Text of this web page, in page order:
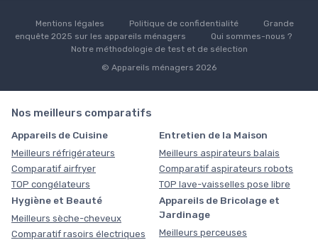
Mentions légales Politique de confidentialité
Grande
enquête 2025 sur les appareils ménagers
Qui sommes-nous ?
Notre méthodologie de test et de sélection
© Appareils ménagers 2026
Nos meilleurs comparatifs
Appareils de Cuisine
Meilleurs réfrigérateurs
Comparatif airfryer
TOP congélateurs
Entretien de la Maison
Meilleurs aspirateurs balais
Comparatif aspirateurs robots
TOP lave-vaisselles pose libre
Hygiène et Beauté
Meilleurs sèche-cheveux
Comparatif rasoirs électriques
Appareils de Bricolage et
Jardinage
Meilleurs perceuses